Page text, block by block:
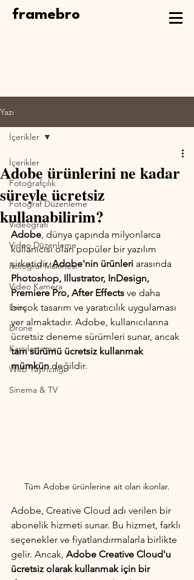
framebro
Yazı
İçerikler
Fotoğrafçılık
Fotoğraf Düzenleme
Videografi
Video Düzenleme
Fotoğraf Makinesi
Video Kamera
Lens
Drone
Karşılaştırma
Web Yayıncılığı
Sinema & TV
İçerikler
Adobe ürünlerini ne kadar
süreyle ücretsiz
kullanabilirim?
Adobe, dünya çapında milyonlarca
kullanıcısı olan popüler bir yazılım
şirketidir. Adobe'nin ürünleri arasında
Photoshop, Illustrator, InDesign,
Premiere Pro, After Effects ve daha
birçok tasarım ve yaratıcılık uygulaması
yer almaktadır. Adobe, kullanıcılarına
ücretsiz deneme sürümleri sunar, ancak
tam sürümü ücretsiz kullanmak
mümkün değildir.
Tüm Adobe ürünlerine ait olan ikonlar.
Adobe, Creative Cloud adı verilen bir
abonelik hizmeti sunar. Bu hizmet, farklı
seçenekler ve fiyatlandırmalarla birlikte
gelir. Ancak, Adobe Creative Cloud'u
ücretsiz olarak kullanmak için bir